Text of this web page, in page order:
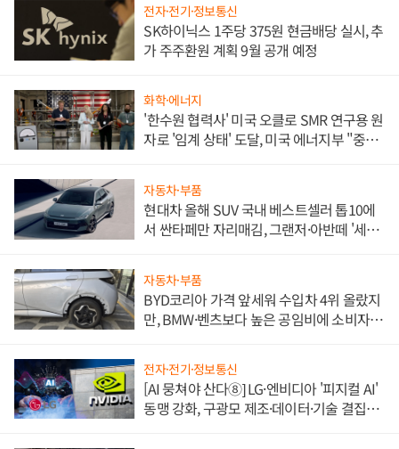
전자·전기·정보통신
SK하이닉스 1주당 375원 현금배당 실시, 추
가 주주환원 계획 9월 공개 예정
화학·에너지
'한수원 협력사' 미국 오클로 SMR 연구용 원
자로 '임계 상태' 도달, 미국 에너지부 "중요
자동차·부품
현대차 올해 SUV 국내 베스트셀러 톱10에
서 싼타페만 자리매김, 그랜저·아반떼 '세단
자동차·부품
BYD코리아 가격 앞세워 수입차 4위 올랐지
만, BMW·벤츠보다 높은 공임비에 소비자
전자·전기·정보통신
[AI 뭉쳐야 산다⑧] LG·엔비디아 '피지컬 AI'
동맹 강화, 구광모 제조·데이터·기술 결집